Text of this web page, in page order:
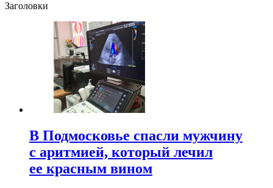
Заголовки
В Подмосковье спасли мужчину
с аритмией, который лечил
ее красным вином